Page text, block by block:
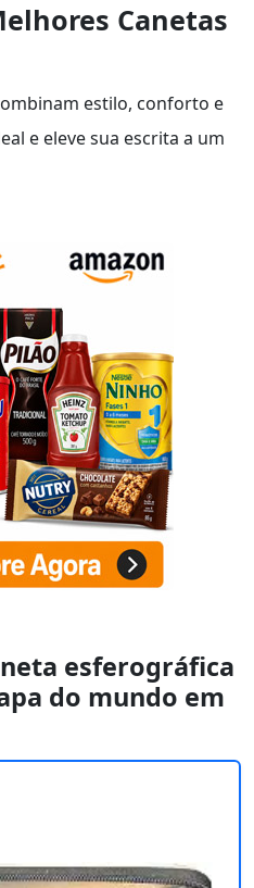
Canetas
estilo, conforto e
e eleve sua escrita a um
esferográfica
do mundo em